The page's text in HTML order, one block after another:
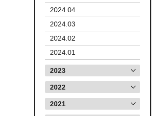
2024.04
2024.03
2024.02
2024.01
2023
2022
2021